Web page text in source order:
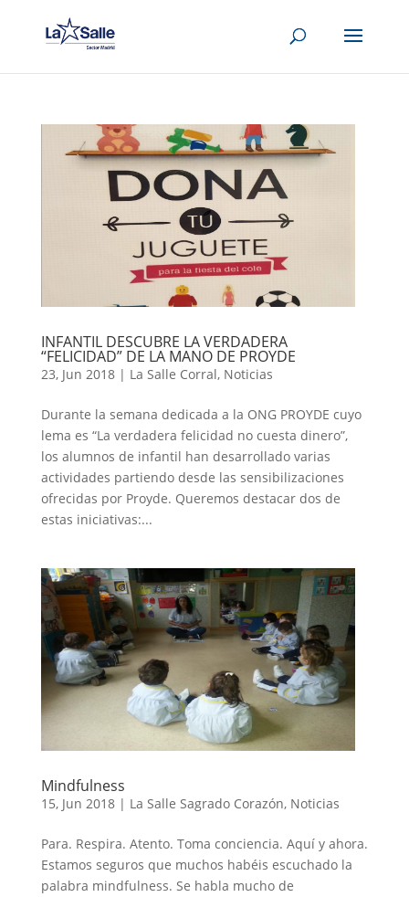
INFANTIL DESCUBRE LA VERDADERA
“FELICIDAD” DE LA MANO DE PROYDE
23, Jun 2018| La Salle Corral, Noticias
Durante la semana dedicada a la ONG PROYDE cuyo
lema es “La verdadera felicidad no cuesta dinero”,
los alumnos de infantil han desarrollado varias
actividades partiendo desde las sensibilizaciones
ofrecidas por Proyde. Queremos destacar dos de
estas iniciativas:...
Mindfulness
15, Jun 2018| La Salle Sagrado Corazón, Noticias
Para. Respira. Atento. Toma conciencia. Aquí y ahora.
Estamos seguros que muchos habéis escuchado la
palabra mindfulness. Se habla mucho de